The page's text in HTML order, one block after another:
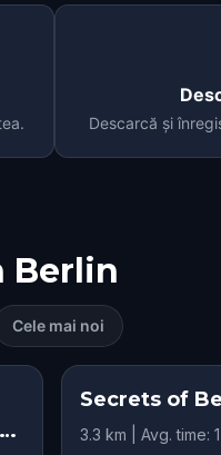
Descarcă și
Berlin
Cele mai noi
Secrets of
3.3 km | Avg. time: